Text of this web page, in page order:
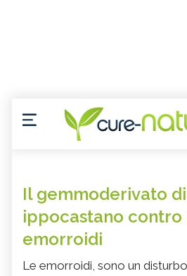
Il gemmoderivato di
ippocastano contro
emorroidi
Le emorroidi, sono un